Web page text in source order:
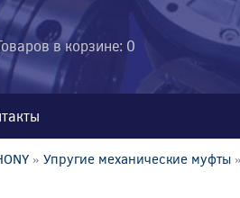
в корзине: 0
» Упругие механические муфты »